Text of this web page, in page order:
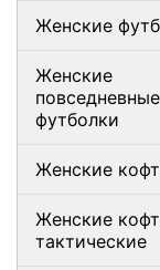
Женские
Женские
повседневные
футболки
Женские
Женские
тактические